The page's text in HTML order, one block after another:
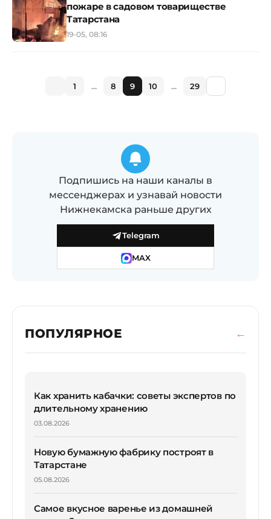
пожаре в садовом товариществе
Татарстана
19-05, 08:16
1 ... 8 9 10 ... 29
Подпишись на наши каналы в
мессенджерах и узнавай новости
Нижнекамска раньше других
Telegram
MAX
ПОПУЛЯРНОЕ
Как хранить кабачки: советы экспертов по
длительному хранению
03.08.2026
Новую бумажную фабрику построят в
Татарстане
05.08.2026
Самое вкусное варенье из домашней